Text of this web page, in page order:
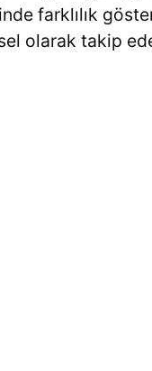
farklılık
olarak takip